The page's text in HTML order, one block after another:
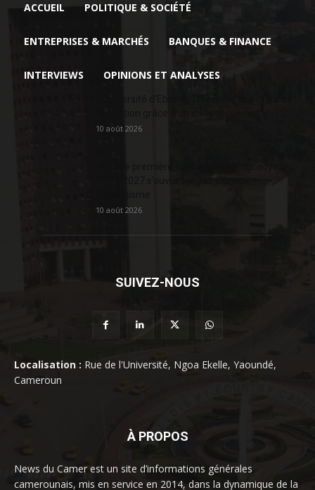
ACCUEIL POLITIQUE & SOCIÉTÉ
ENTREPRISES & MARCHÉS BANQUES & FINANCE
INTERVIEWS OPINIONS ET ANALYSES
10 août 2026
10 août 2026
SUIVEZ-NOUS
Localisation : Rue de l'Université, Ngoa Ekelle, Yaoundé,
Cameroun
À PROPOS
News du Camer est un site d’informations générales
camerounais, mis en service en 2014, dans la dynamique de la